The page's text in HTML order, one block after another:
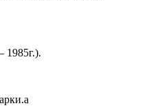
1985г.).